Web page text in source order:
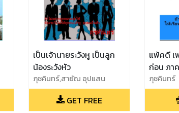
เป็นเจ้านายระวังหู เป็นลูก
น้องระวังหัว
ภุชคินทร์,สายัณ อุปแสน
GET FREE
แพ้คดี เ
ก่อน ภา
ภุชคินทร์